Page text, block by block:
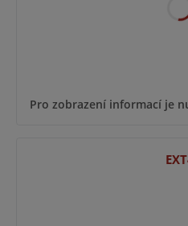
Pro zobrazení informací je